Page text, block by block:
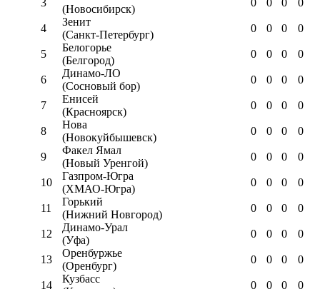
3
(Новосибирск)
0 0 0 0
4
Зенит
(Санкт-Петербург)
0 0 0 0
5
Белогорье
(Белгород)
0 0 0 0
6
Динамо-ЛО
(Сосновый бор)
0 0 0 0
7
Енисей
(Красноярск)
0 0 0 0
8
Нова
(Новокуйбышевск)
0 0 0 0
9
Факел Ямал
(Новый Уренгой)
0 0 0 0
10
Газпром-Югра
(ХМАО-Югра)
0 0 0 0
11
Горький
(Нижний Новгород)
0 0 0 0
12
Динамо-Урал
(Уфа)
0 0 0 0
13
Оренбуржье
(Оренбург)
0 0 0 0
14
Кузбасс
0 0 0 0